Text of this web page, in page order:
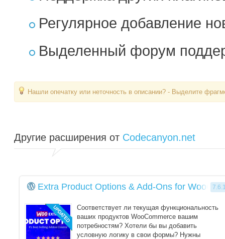
Регулярное добавление
Выделенный форум
Нашли опечатку или неточность в описании? - Выделите
Другие расширения от Codecanyon.net
Extra Product Options & Add-Ons for
Соответствует ли текущая функциональность
ваших продуктов WooCommerce вашим
потребностям? Хотели бы вы добавить
условную логику в свои формы? Нужны